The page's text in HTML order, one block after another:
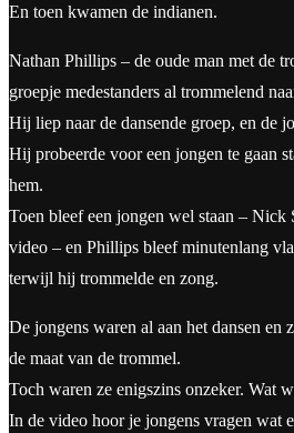
En toen kwamen de indianen.
Nathan Phillips – de oude man met de
groepje medestanders al trommelend
Hij liep naar de dansende groep, en de
Hij probeerde voor een jongen te gaan
hem.
Toen bleef een jongen wel staan – Nick
video – en Phillips bleef minutenlang
terwijl hij trommelde en zong.
De jongens waren al aan het dansen en
de maat van de trommel.
Toch waren ze enigszins onzeker. Wat
In de video hoor je jongens vragen wat